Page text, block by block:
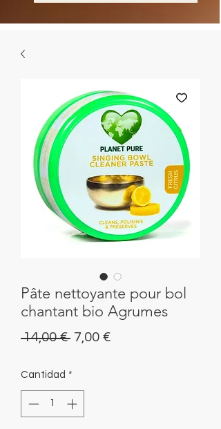
Pâte nettoyante pour bol
chantant bio Agrumes
14,00 € Precio
7,00 €Precio
Cantidad *